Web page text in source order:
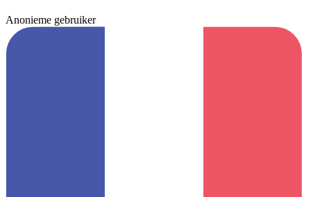
Anonieme gebruiker